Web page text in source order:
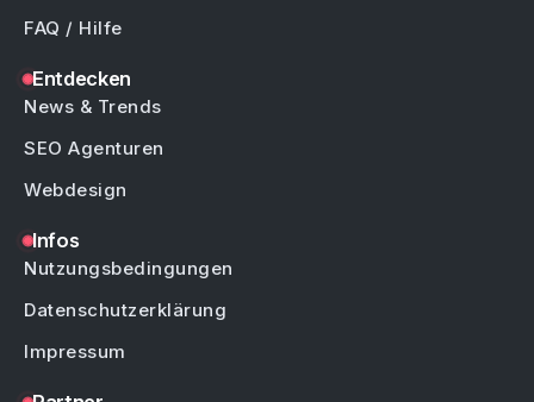
FAQ / Hilfe
Entdecken
News & Trends
SEO Agenturen
Webdesign
Infos
Nutzungsbedingungen
Datenschutzerklärung
Impressum